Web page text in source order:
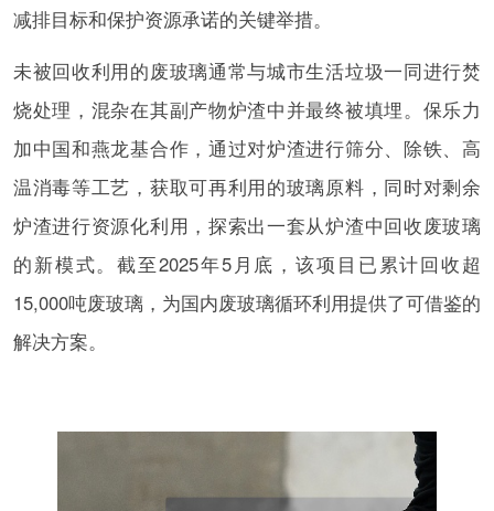
减排目标和保护资源承诺的关键举措。
未被回收利用的废玻璃通常与城市生活垃圾一同进行焚
烧处理，混杂在其副产物炉渣中并最终被填埋。保乐力
加中国和燕龙基合作，通过对炉渣进行筛分、除铁、高
温消毒等工艺，获取可再利用的玻璃原料，同时对剩余
炉渣进行资源化利用，探索出一套从炉渣中回收废玻璃
的新模式。截至2025年5月底，该项目已累计回收超
15,000吨废玻璃，为国内废玻璃循环利用提供了可借鉴的
解决方案。